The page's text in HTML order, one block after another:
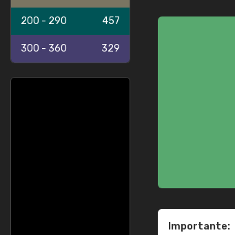
200 - 290 457
300 - 360 329
Importante: